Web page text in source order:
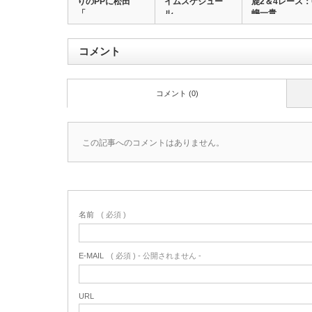
「…
ル…
嶋一貴…
コメント
コメント (0)
この記事へのコメントはありません。
名前 ( 必須 )
E-MAIL ( 必須 ) - 公開されません -
URL